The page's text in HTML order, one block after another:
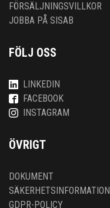
FÖRSÄLJNINGSVILLKOR
JOBBA PÅ SISAB
FÖLJ OSS
LINKEDIN
FACEBOOK
INSTAGRAM
ÖVRIGT
DOKUMENT
SÄKERHETSINFORMATION
GDPR-POLICY